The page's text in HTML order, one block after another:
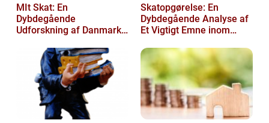
MIt Skat: En
Dybdegående
Udforskning af Danmarks
Skatopgørelse: En
Dybdegående Analyse af
Et Vigtigt Emne inom